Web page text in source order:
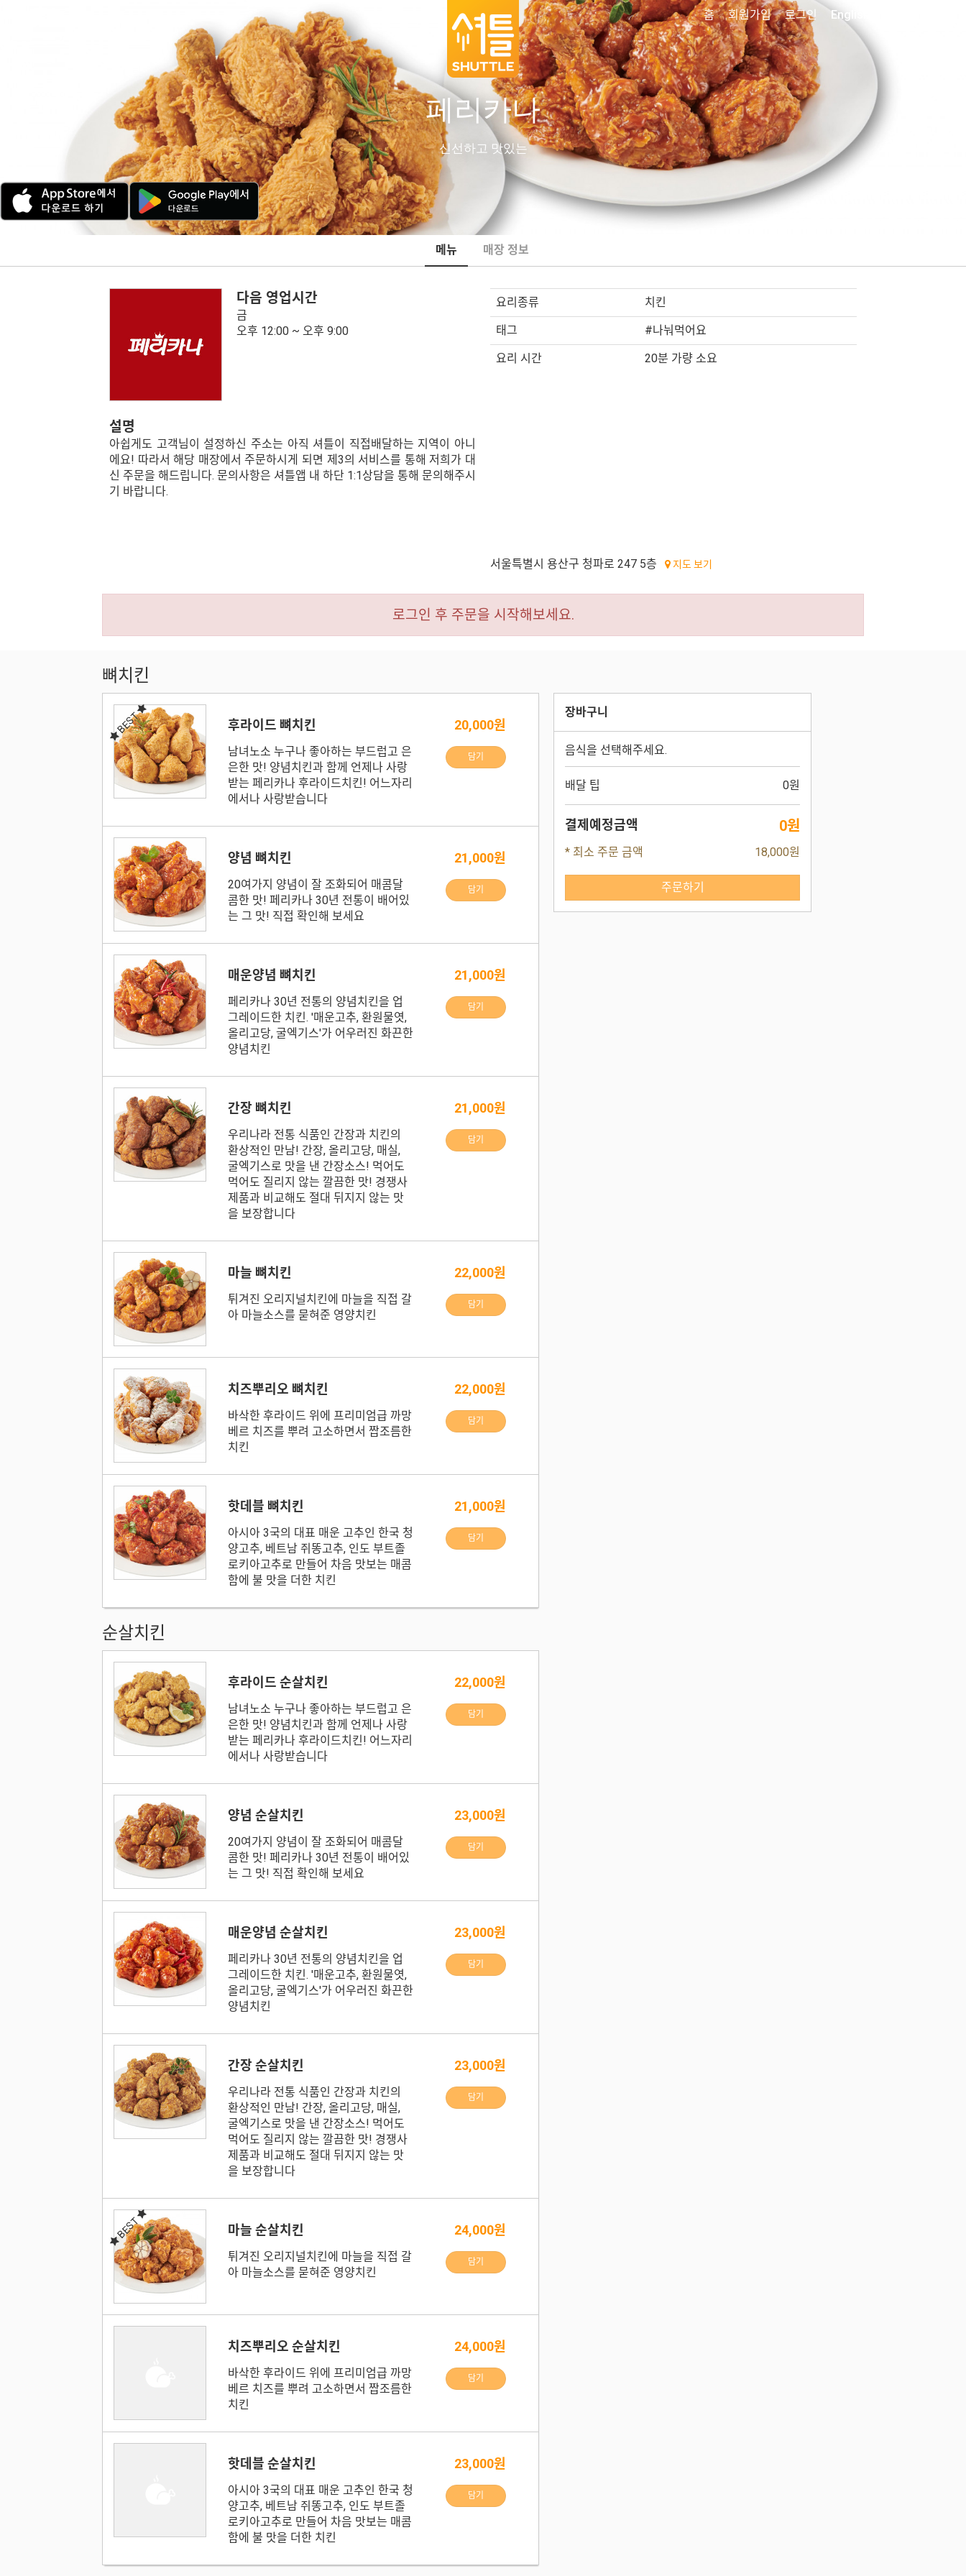
페리카나
신선하고 맛있는
홈 회원가입 로그인 English
메뉴 매장 정보
다음 영업시간
금
오후 12:00 ~ 오후 9:00
요리종류 치킨
태그 #나눠먹어요
요리 시간 20분 가량 소요
설명
아쉽게도 고객님이 설정하신 주소는 아직 셔틀이 직접배달하는 지역이 아니
에요! 따라서 해당 매장에서 주문하시게 되면 제3의 서비스를 통해 저희가 대
신 주문을 해드립니다. 문의사항은 셔틀앱 내 하단 1:1상담을 통해 문의해주시
기 바랍니다.
서울특별시 용산구 청파로 247 5층 지도 보기
로그인 후 주문을 시작해보세요.
뼈치킨
BEST 후라이드 뼈치킨
남녀노소 누구나 좋아하는 부드럽고 은
은한 맛! 양념치킨과 함께 언제나 사랑
받는 페리카나 후라이드치킨! 어느자리
에서나 사랑받습니다
20,000원
담기
양념 뼈치킨
20여가지 양념이 잘 조화되어 매콤달
콤한 맛! 페리카나 30년 전통이 배어있
는 그 맛! 직접 확인해 보세요
21,000원
담기
매운양념 뼈치킨
페리카나 30년 전통의 양념치킨을 업
그레이드한 치킨. '매운고추, 환원물엿,
올리고당, 굴엑기스'가 어우러진 화끈한
양념치킨
21,000원
담기
간장 뼈치킨
우리나라 전통 식품인 간장과 치킨의
환상적인 만남! 간장, 올리고당, 매실,
굴엑기스로 맛을 낸 간장소스! 먹어도
먹어도 질리지 않는 깔끔한 맛! 경쟁사
제품과 비교해도 절대 뒤지지 않는 맛
을 보장합니다
21,000원
담기
마늘 뼈치킨
튀겨진 오리지널치킨에 마늘을 직접 갈
아 마늘소스를 묻혀준 영양치킨
22,000원
담기
치즈뿌리오 뼈치킨
바삭한 후라이드 위에 프리미엄급 까망
베르 치즈를 뿌려 고소하면서 짭조름한
치킨
22,000원
담기
핫데블 뼈치킨
아시아 3국의 대표 매운 고추인 한국 청
양고추, 베트남 쥐똥고추, 인도 부트졸
로키아고추로 만들어 차음 맛보는 매콤
함에 불 맛을 더한 치킨
21,000원
담기
순살치킨
후라이드 순살치킨
남녀노소 누구나 좋아하는 부드럽고 은
은한 맛! 양념치킨과 함께 언제나 사랑
받는 페리카나 후라이드치킨! 어느자리
에서나 사랑받습니다
22,000원
담기
양념 순살치킨
20여가지 양념이 잘 조화되어 매콤달
콤한 맛! 페리카나 30년 전통이 배어있
는 그 맛! 직접 확인해 보세요
23,000원
담기
매운양념 순살치킨
페리카나 30년 전통의 양념치킨을 업
그레이드한 치킨. '매운고추, 환원물엿,
올리고당, 굴엑기스'가 어우러진 화끈한
양념치킨
23,000원
담기
간장 순살치킨
우리나라 전통 식품인 간장과 치킨의
환상적인 만남! 간장, 올리고당, 매실,
굴엑기스로 맛을 낸 간장소스! 먹어도
먹어도 질리지 않는 깔끔한 맛! 경쟁사
제품과 비교해도 절대 뒤지지 않는 맛
을 보장합니다
23,000원
담기
BEST 마늘 순살치킨
튀겨진 오리지널치킨에 마늘을 직접 갈
아 마늘소스를 묻혀준 영양치킨
24,000원
담기
치즈뿌리오 순살치킨
바삭한 후라이드 위에 프리미엄급 까망
베르 치즈를 뿌려 고소하면서 짭조름한
치킨
24,000원
담기
핫데블 순살치킨
아시아 3국의 대표 매운 고추인 한국 청
양고추, 베트남 쥐똥고추, 인도 부트졸
로키아고추로 만들어 차음 맛보는 매콤
함에 불 맛을 더한 치킨
23,000원
담기
장바구니
음식을 선택해주세요.
배달 팁 0원
결제예정금액 0원
* 최소 주문 금액 18,000원
주문하기